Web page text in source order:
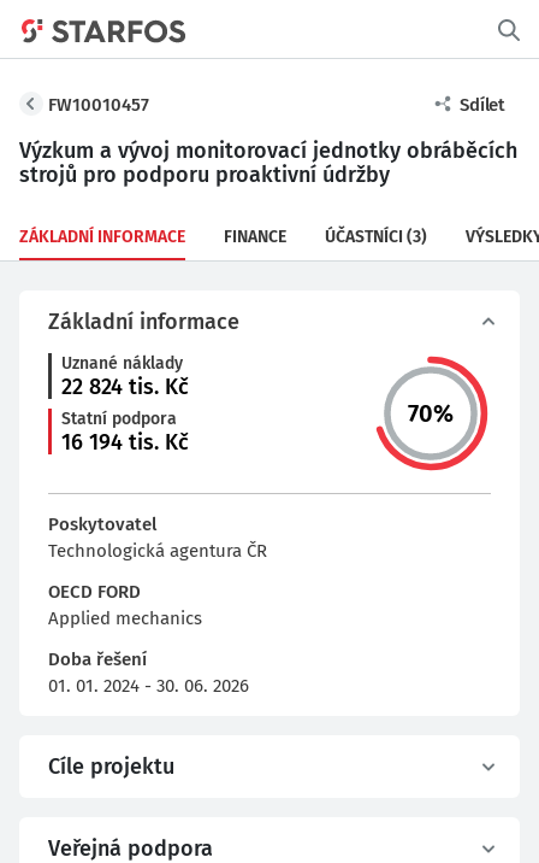
FW10010457 Sdílet
Výzkum a vývoj monitorovací jednotky obráběcích
strojů pro podporu proaktivní údržby
ZÁKLADNÍ INFORMACE FINANCE ÚČASTNÍCI (3)
Základní informace
Uznané náklady
22 824 tis. Kč
Statní podpora
16 194 tis. Kč
70%
Poskytovatel
Technologická agentura ČR
OECD FORD
Applied mechanics
Doba řešení
01. 01. 2024 - 30. 06. 2026
Cíle projektu
Veřejná podpora